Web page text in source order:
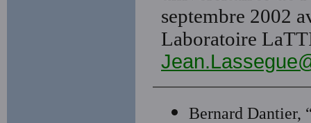
septembre 2002
Laboratoire
Bernard Dantier,